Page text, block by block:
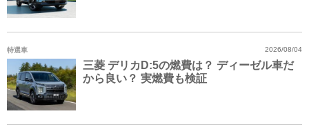
特選車
三菱 デリカD:5の燃費は？ ディーゼル車だ
から良い？ 実燃費も検証
2026/08/04